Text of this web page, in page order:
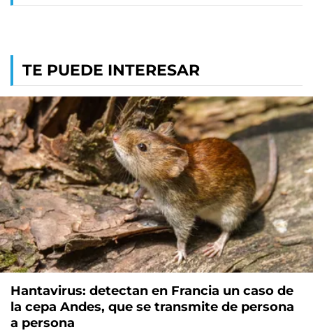
TE PUEDE INTERESAR
Hantavirus: detectan en Francia un caso de
la cepa Andes, que se transmite de persona
a persona